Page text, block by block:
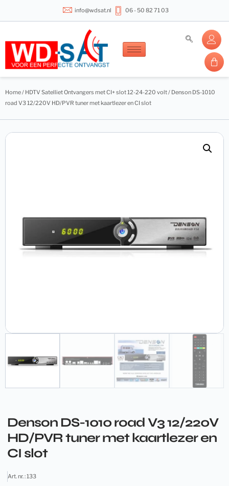
info@wdsat.nl 06 - 50 82 71 03
Home/ HDTV Satelliet Ontvangers met CI+ slot 12-24-220 volt/ Denson DS-1010
road V3 12/220V HD/PVR tuner met kaartlezer en CI slot
Denson DS-1010 road V3 12/220V
HD/PVR tuner met kaartlezer en
CI slot
Art. nr. : 133